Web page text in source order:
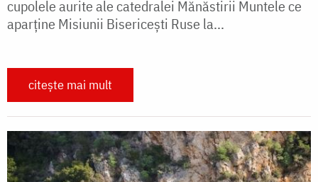
cupolele aurite ale catedralei Mănăstirii Muntele ce
aparţine Misiunii Bisericeşti Ruse la...
citește mai mult